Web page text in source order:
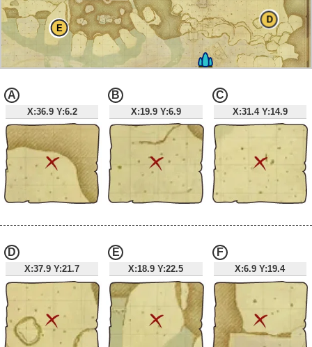
D
E
X:36.9 Y:6.2
A
X:19.9 Y:6.9
B
X:31.4 Y:14.9
C
X:37.9 Y:21.7
D
X:18.9 Y:22.5
E
X:6.9 Y:19.4
F